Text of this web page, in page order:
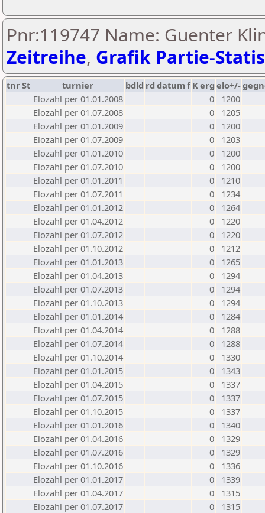
Pnr:119747 Name: Guenter
Zeitreihe, Grafik Partie-
tnrSt turnier bdld rd datumf Kerg elo+/-
Elozahl per 01.01.2008
0
1200
Elozahl per 01.07.2008
0
1205
Elozahl per 01.01.2009
0
1200
Elozahl per 01.07.2009
0
1203
Elozahl per 01.01.2010
0
1200
Elozahl per 01.07.2010
0
1200
Elozahl per 01.01.2011
0
1210
Elozahl per 01.07.2011
0
1234
Elozahl per 01.01.2012
0
1264
Elozahl per 01.04.2012
0
1220
Elozahl per 01.07.2012
0
1220
Elozahl per 01.10.2012
0
1212
Elozahl per 01.01.2013
0
1265
Elozahl per 01.04.2013
0
1294
Elozahl per 01.07.2013
0
1294
Elozahl per 01.10.2013
0
1294
Elozahl per 01.01.2014
0
1284
Elozahl per 01.04.2014
0
1288
Elozahl per 01.07.2014
0
1288
Elozahl per 01.10.2014
0
1330
Elozahl per 01.01.2015
0
1343
Elozahl per 01.04.2015
0
1337
Elozahl per 01.07.2015
0
1337
Elozahl per 01.10.2015
0
1337
Elozahl per 01.01.2016
0
1340
Elozahl per 01.04.2016
0
1329
Elozahl per 01.07.2016
0
1329
Elozahl per 01.10.2016
0
1336
Elozahl per 01.01.2017
0
1339
Elozahl per 01.04.2017
0
1315
Elozahl per 01.07.2017
0
1315